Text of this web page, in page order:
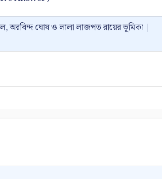
অরবিন্দ ঘোষ ও লালা লাজপত রায়ের ভূমিকা |